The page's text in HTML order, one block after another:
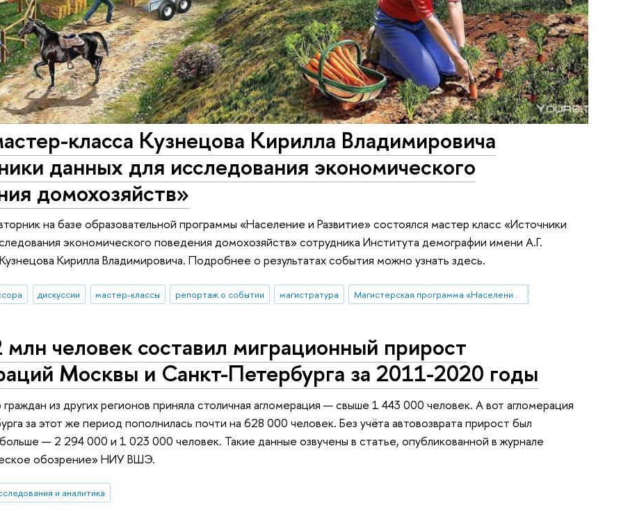
класса Кузнецова Кирилла Владимировича
данных для исследования экономического
домохозяйств»
на базе образовательной программы «Население и Развитие» состоялся мастер класс «Источники
экономического поведения домохозяйств» сотрудника Института демографии имени А.Г.
Кирилла Владимировича. Подробнее о результатах события можно узнать здесь.
дискуссии мастер-классы репортаж о событии магистратура Магистерская программа «Население и развитие»
млн человек составил миграционный прирост
Москвы и Санкт-Петербурга за 2011-2020 годы
из других регионов приняла столичная агломерация — свыше 1 443 000 человек. А вот агломерация
за этот же период пополнилась почти на 628 000 человек. Без учёта автовозврата прирост был
— 2 294 000 и 1 023 000 человек. Такие данные озвучены в статье, опубликованной в журнале
обозрение» НИУ ВШЭ.
и аналитика